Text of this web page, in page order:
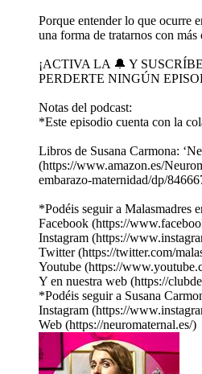
Porque entender lo que ocurre
una forma de tratarnos con más
¡ACTIVA LA 🔔 Y
PERDERTE NINGÚN
Notas del podcast:
*Este episodio cuenta con la
Libros de Susana Carmona:
(https://www.amazon.es/
embarazo-maternidad/dp/
*Podéis seguir a Malasmadres
Facebook (https://
Instagram (https://
Twitter (https://twitter.com/
Youtube (https://
Y en nuestra web (https://
*Podéis seguir a Susana
Instagram (https://
Web (https://neuromaternal.es/)